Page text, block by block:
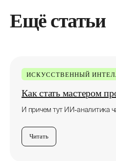
Ещё статьи
ИСКУССТВЕННЫЙ
Как стать мастером
И причем тут ИИ-аналитика
Читать